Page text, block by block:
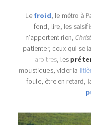
Lefroid , le métro à
fond, lire, les
n’apportent rien,
patienter, ceux qui se
arbitres , les
moustiques, vider la
foule, être en retard,